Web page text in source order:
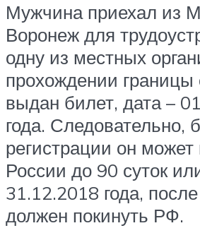
Мужчина приехал из
Воронеж для
одну из местных
прохождении
выдан билет, дата –
года. Следовательно,
регистрации он может
России до 90 суток
31.12.2018 года,
должен покинуть РФ.